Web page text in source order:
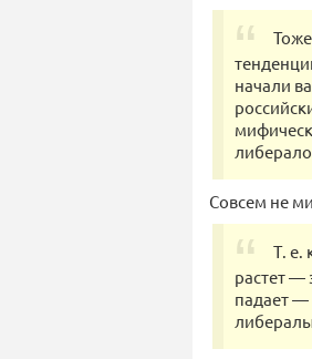
начали
Совсем не
Т. е.
растет —
падает